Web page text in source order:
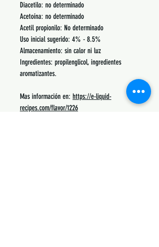
Diacetilo: no determinado
Acetoína: no determinado
Acetil propionilo: No determinado
Uso inicial sugerido: 4% - 8.5%
Almacenamiento: sin calor ni luz
Ingredientes: propilenglicol, ingredientes
aromatizantes.
Mas información en: https://e-liquid-
recipes.com/flavor/1226